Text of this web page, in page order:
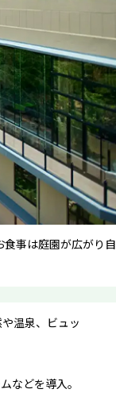
事は庭園が広がり自
温泉、ビュッ
などを導入。